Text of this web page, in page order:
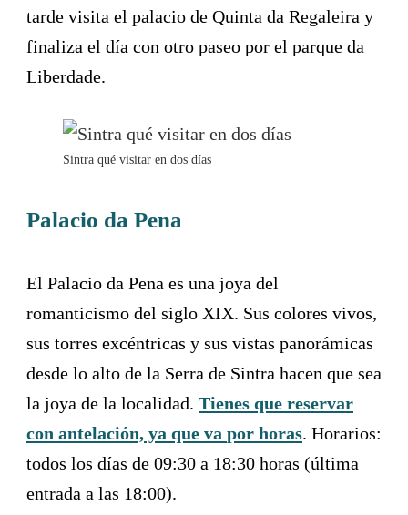
tarde visita el palacio de Quinta da Regaleira y
finaliza el día con otro paseo por el parque da
Liberdade.
Sintra qué visitar en dos días
Palacio da Pena
El Palacio da Pena es una joya del
romanticismo del siglo XIX. Sus colores vivos,
sus torres excéntricas y sus vistas panorámicas
desde lo alto de la Serra de Sintra hacen que sea
la joya de la localidad. Tienes que reservar
con antelación, ya que va por horas. Horarios:
todos los días de 09:30 a 18:30 horas (última
entrada a las 18:00).